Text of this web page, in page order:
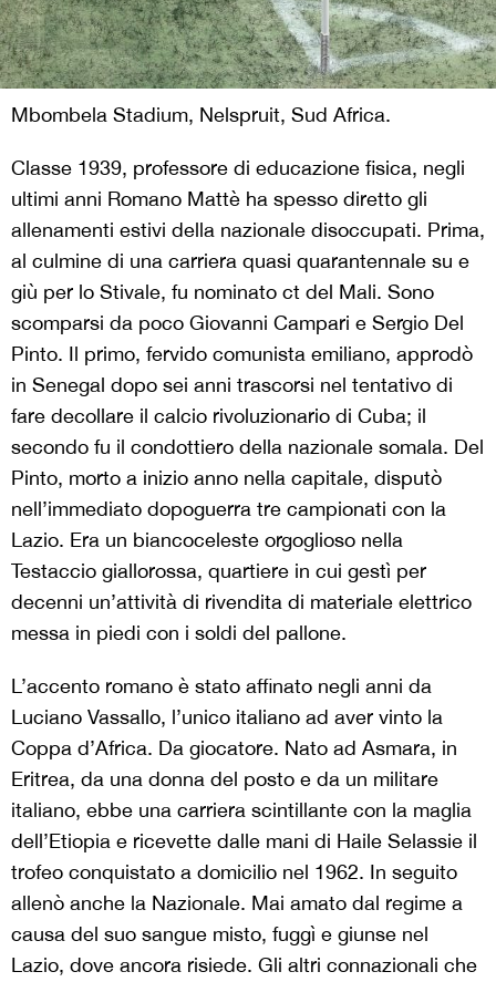
Mbombela Stadium, Nelspruit, Sud Africa.
Classe 1939, professore di educazione fisica, negli
ultimi anni Romano Mattè ha spesso diretto gli
allenamenti estivi della nazionale disoccupati. Prima,
al culmine di una carriera quasi quarantennale su e
giù per lo Stivale, fu nominato ct del Mali. Sono
scomparsi da poco Giovanni Campari e Sergio Del
Pinto. Il primo, fervido comunista emiliano, approdò
in Senegal dopo sei anni trascorsi nel tentativo di
fare decollare il calcio rivoluzionario di Cuba; il
secondo fu il condottiero della nazionale somala. Del
Pinto, morto a inizio anno nella capitale, disputò
nell’immediato dopoguerra tre campionati con la
Lazio. Era un biancoceleste orgoglioso nella
Testaccio giallorossa, quartiere in cui gestì per
decenni un’attività di rivendita di materiale elettrico
messa in piedi con i soldi del pallone.
L’accento romano è stato affinato negli anni da
Luciano Vassallo, l’unico italiano ad aver vinto la
Coppa d’Africa. Da giocatore. Nato ad Asmara, in
Eritrea, da una donna del posto e da un militare
italiano, ebbe una carriera scintillante con la maglia
dell’Etiopia e ricevette dalle mani di Haile Selassie il
trofeo conquistato a domicilio nel 1962. In seguito
allenò anche la Nazionale. Mai amato dal regime a
causa del suo sangue misto, fuggì e giunse nel
Lazio, dove ancora risiede. Gli altri connazionali che